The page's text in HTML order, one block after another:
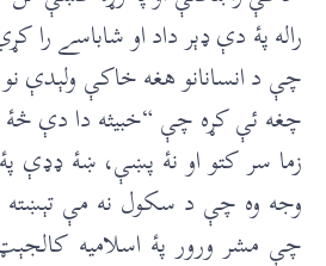
راله پۀ دې ډېر داد او شاباسے
چې د انسانانو هغه خاکې ولېدې
چغه ئې کړه چې “خبيثه دا دې څۀ
زما سر کتو او نۀ پښې، ښۀ ډډې
وجه وه چې د سکول نه مې تېښته
چې مشر ورور پۀ اسلاميه